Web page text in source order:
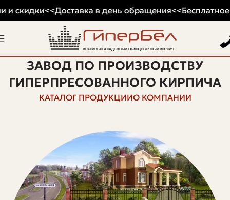
ЗАВОД ПО ПРОИЗВОДСТВУ
ГИПЕРПРЕСОВАННОГО КИРПИЧА
КАТАЛОГ ПРОДУКЦИИО КОМПАНИИ
и скидки<<Доставка в день обращения<<Бесплатное